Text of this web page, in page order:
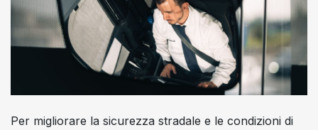
Per migliorare la sicurezza stradale e le condizioni di